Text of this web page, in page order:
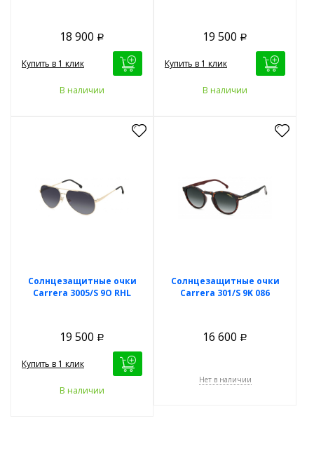
18 900 Р
Купить в 1 клик
В наличии
19 500 Р
Купить в 1 клик
В наличии
Солнцезащитные очки
Carrera 3005/S 9O RHL
19 500 Р
Купить в 1 клик
В наличии
Солнцезащитные очки
Carrera 301/S 9K 086
16 600 Р
Нет в наличии